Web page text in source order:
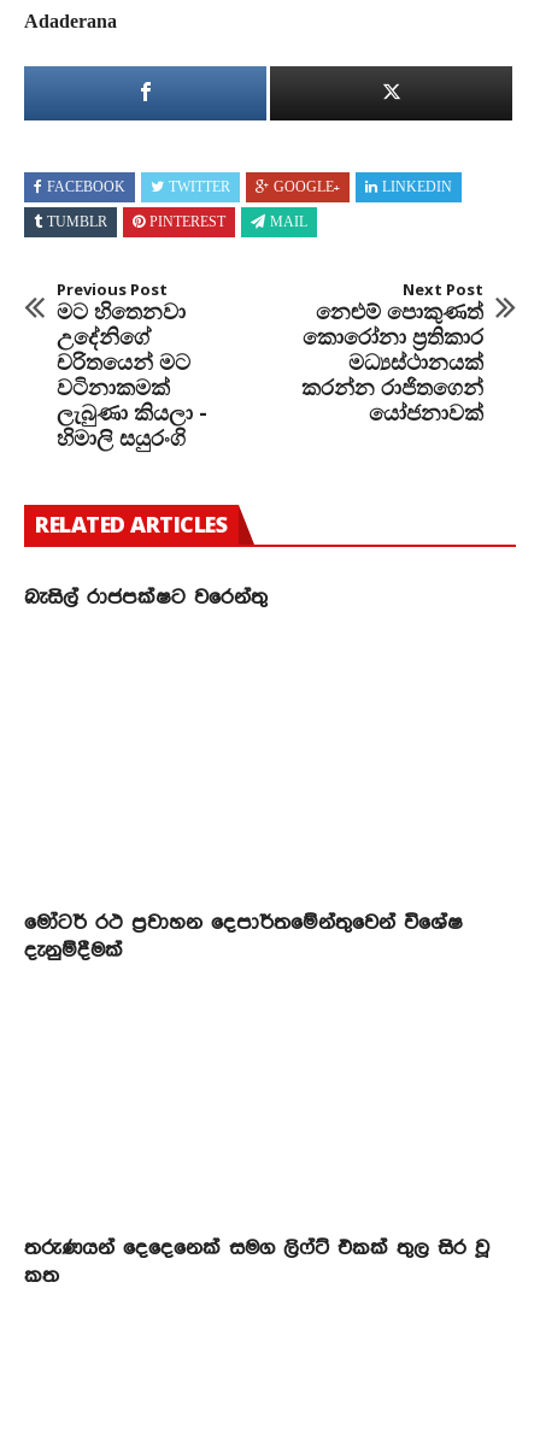
Adaderana
FACEBOOK TWITTER GOOGLE+ LINKEDIN
TUMBLR PINTEREST MAIL
Previous Post
මට හිතෙනවා
උදේනිගේ
චරිතයෙන් මට
වටිනාකමක්
ලැබුණා කියලා -
හිමාලි සයුරංගි
Next Post
නෙළුම් පොකුණත්
කොරෝනා ප්‍රතිකාර
මධ්‍යස්ථානයක්
කරන්න රාජිතගෙන්
යෝජනාවක්
RELATED ARTICLES
බැසිල් රාජපක්ෂට වරෙන්තු
මෝටර් රථ ප්‍රවාහන දෙපාර්තමේන්තුවෙන් විශේෂ
දැනුම්දීමක්
තරුණයන් දෙදෙනෙක් සමග ලිෆ්ට් එකක් තුල සිර වූ
කත